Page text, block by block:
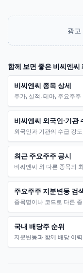
광고
함께 보면 좋은 비씨엔씨
비씨엔씨 종목 상세
주가, 실적, 테마, 주요주
비씨엔씨 외국인·기관
외국인과 기관의 수급 강
최근 주요주주 공시
비씨엔씨 외 다른 종목의
주요주주 지분변동 검
종목명이나 코드로 다른
국내 배당주 순위
지분변동과 함께 배당 이